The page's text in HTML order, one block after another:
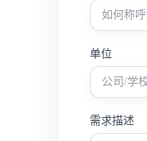
单位
需求描述